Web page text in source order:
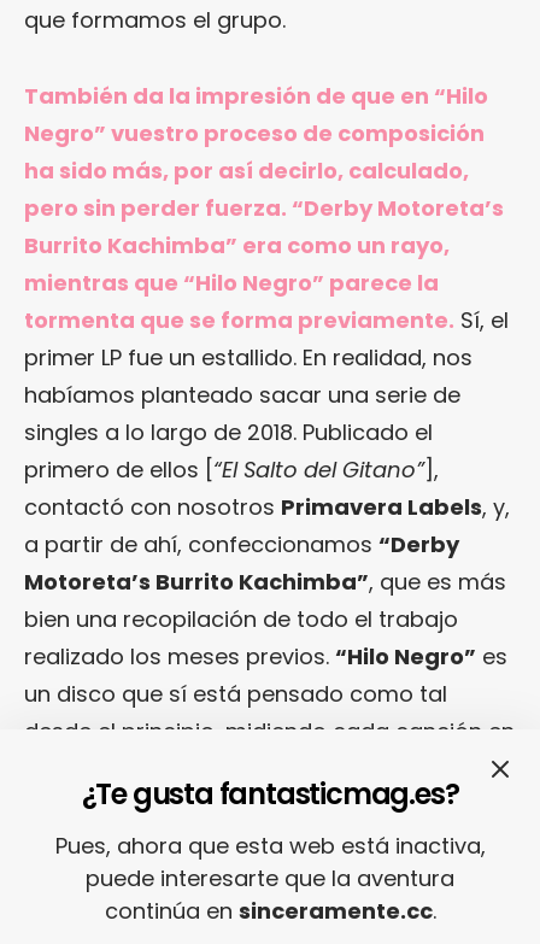
que formamos el grupo.
También da la impresión de que en “Hilo
Negro” vuestro proceso de composición
ha sido más, por así decirlo, calculado,
pero sin perder fuerza. “Derby Motoreta’s
Burrito Kachimba” era como un rayo,
mientras que “Hilo Negro” parece la
tormenta que se forma previamente. Sí, el
primer LP fue un estallido. En realidad, nos
habíamos planteado sacar una serie de
singles a lo largo de 2018. Publicado el
primero de ellos [“El Salto del Gitano”],
contactó con nosotros Primavera Labels, y,
a partir de ahí, confeccionamos “Derby
Motoreta’s Burrito Kachimba”, que es más
bien una recopilación de todo el trabajo
realizado los meses previos. “Hilo Negro” es
un disco que sí está pensado como tal
desde el principio, midiendo cada canción en
Entonces quizá también pensasteis más
en la secuenciación del repertorio, en
situar las canciones en función de los que
¿Te gusta fantasticmag.es?
Pues, ahora que esta web está inactiva,
puede interesarte que la aventura
continúa en sinceramente.cc.